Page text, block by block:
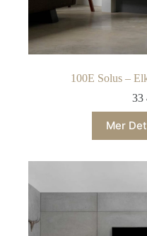
100E Solus –
33
Mer